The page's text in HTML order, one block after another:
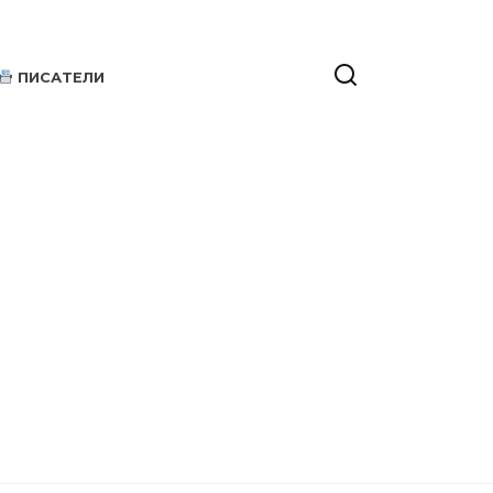
ПИСАТЕЛИ